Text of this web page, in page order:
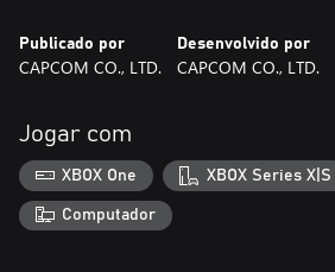
Publicado por
CAPCOM CO., LTD.
Desenvolvido por
CAPCOM CO., LTD.
Jogar com
XBOX One XBOX Series X|S
Computador